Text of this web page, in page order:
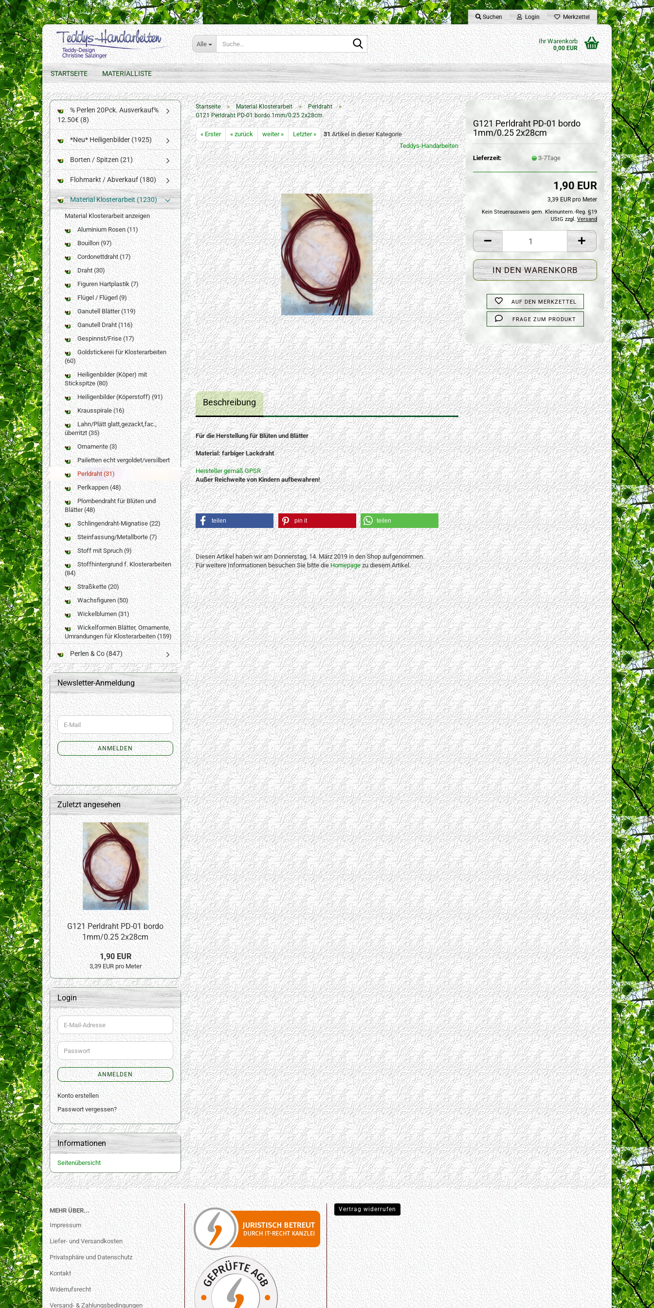
Suchen Login Merkzettel
Alle
Suche... Ihr Warenkorb
0,00 EUR
STARTSEITE MATERIALLISTE
Startseite » Material Klosterarbeit » Perldraht »
G121 Perldraht PD-01 bordo 1mm/0.25 2x28cm
« Erster « zurück weiter » Letzter » 31Artikel in dieser Kategorie
Teddys-Handarbeiten
G121 Perldraht PD-01 bordo
1mm/0.25 2x28cm
Lieferzeit: 3-7Tage
1,90 EUR
3,39 EUR pro Meter
Kein Steuerausweis gem. Kleinuntern.-Reg. §19
UStG zzgl. Versand
AUF DEN MERKZETTEL
FRAGE ZUM PRODUKT
Beschreibung
Für die Herstellung für Blüten und Blätter
Material: farbiger Lackdraht
Hersteller gemäß GPSR
Außer Reichweite von Kindern aufbewahren!
teilen pin it teilen
Diesen Artikel haben wir am Donnerstag, 14. März 2019 in den Shop aufgenommen.
Für weitere Informationen besuchen Sie bitte dieHomepagezu diesem Artikel.
% Perlen 20Pck. Ausverkauf%
12.50€ (8)
*Neu* Heiligenbilder (1925)
Borten / Spitzen (21)
Flohmarkt / Abverkauf (180)
Material Klosterarbeit (1230)
Material Klosterarbeit anzeigen
Aluminium Rosen (11)
Bouillon (97)
Cordonettdraht (17)
Draht (30)
Figuren Hartplastik (7)
Flügel / Flügerl (9)
Ganutell Blätter (119)
Ganutell Draht (116)
Gespinnst/Frise (17)
Goldstickerei für Klosterarbeiten
(60)
Heiligenbilder (Köper) mit
Stickspitze (80)
Heiligenbilder (Köperstoff) (91)
Krausspirale (16)
Lahn/Plätt glatt,gezackt,fac.,
überritzt (35)
Ornamente (3)
Pailetten echt vergoldet/versilbert
Perldraht (31)
Perlkappen (48)
Plombendraht für Blüten und
Blätter (48)
Schlingendraht-Mignatise (22)
Steinfassung/Metallborte (7)
Stoff mit Spruch (9)
Stoffhintergrund f. Klosterarbeiten
(84)
Straßkette (20)
Wachsfiguren (50)
Wickelblumen (31)
Wickelformen Blätter, Ornamente,
Umrandungen für Klosterarbeiten (159)
Perlen & Co (847)
Newsletter-Anmeldung
WEITER
ZUR
NEWSLETTER-
ANMELDUNG
E-
Mail
ANMELDEN
Zuletzt angesehen
G121 Perldraht PD-01 bordo
1mm/0.25 2x28cm
1,90 EUR
3,39 EUR pro Meter
Login
E-
Mail-
Adresse
Passwort
ANMELDEN
Konto erstellen
Passwort vergessen?
Informationen
Seitenübersicht
MEHR ÜBER...
Impressum
Liefer- und Versandkosten
Privatsphäre und Datenschutz
Kontakt
Widerrufsrecht
Versand- & Zahlungsbedingungen
Vertrag widerrufen